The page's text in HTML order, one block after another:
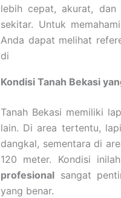
lebih cepat, akurat, dan
sekitar. Untuk
Anda dapat melihat
di
Kondisi Tanah Bekasi
Tanah Bekasi memiliki
lain. Di area tertentu,
dangkal, sementara di
120 meter. Kondisi
profesional sangat
yang benar.